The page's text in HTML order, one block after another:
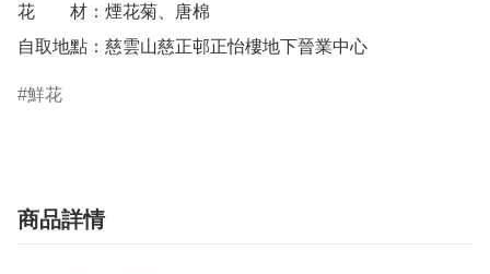
花　　材：煙花菊、唐棉
自取地點：慈雲山慈正邨正怡樓地下晉業中心
鮮花
商品詳情